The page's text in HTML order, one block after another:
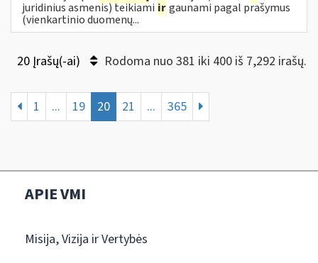
juridinius asmenis) teikiami irgaunami pagal prašymus
(vienkartinio duomenų...
20 Įrašų(-ai) Rodoma nuo 381 iki 400 iš 7,292 irašų.
1 ... 19 20 21 ... 365
APIE VMI
Misija, Vizija ir Vertybės